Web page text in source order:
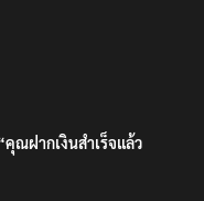
คุณฝากเงินสำเร็จแล้ว